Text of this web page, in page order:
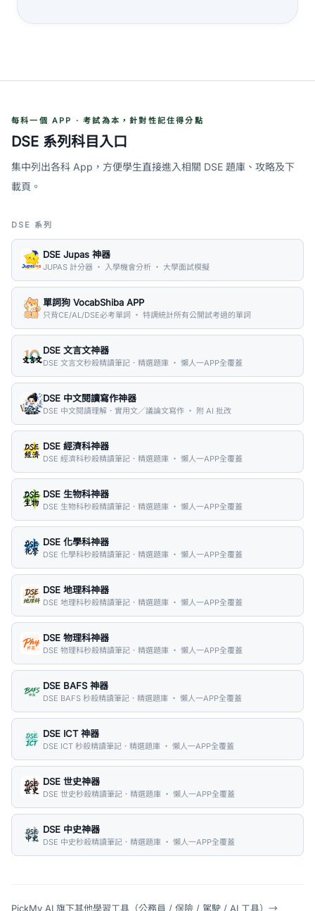
每科一個 APP · 考試為本，針對性記住得分點
DSE 系列科目入口
集中列出各科 App，方便學生直接進入相關 DSE 題庫、攻略及下
載頁。
DSE 系列
DSE Jupas 神器
JUPAS 計分器 ・ 入學機會分析 ・ 大學面試模擬
單詞狗 VocabShiba APP
只背CE/AL/DSE必考單詞 ・ 特調統計所有公開試考過的單詞
DSE 文言文神器
DSE 文言文秒殺精讀筆記．精選題庫 ・ 懶人一APP全覆蓋
DSE 中文閱讀寫作神器
DSE 中文閱讀理解．實用文／議論文寫作 ・ 附 AI 批改
DSE 經濟科神器
DSE 經濟科秒殺精讀筆記．精選題庫 ・ 懶人一APP全覆蓋
DSE 生物科神器
DSE 生物科秒殺精讀筆記．精選題庫 ・ 懶人一APP全覆蓋
DSE 化學科神器
DSE 化學科秒殺精讀筆記．精選題庫 ・ 懶人一APP全覆蓋
DSE 地理科神器
DSE 地理科秒殺精讀筆記．精選題庫 ・ 懶人一APP全覆蓋
DSE 物理科神器
DSE 物理科秒殺精讀筆記．精選題庫 ・ 懶人一APP全覆蓋
DSE BAFS 神器
DSE BAFS 秒殺精讀筆記．精選題庫 ・ 懶人一APP全覆蓋
DSE ICT 神器
DSE ICT 秒殺精讀筆記．精選題庫 ・ 懶人一APP全覆蓋
DSE 世史神器
DSE 世史秒殺精讀筆記．精選題庫 ・ 懶人一APP全覆蓋
DSE 中史神器
DSE 中史秒殺精讀筆記．精選題庫 ・ 懶人一APP全覆蓋
PickMy AI 旗下其他學習工具（公務員 / 保險 / 駕駛 / AI 工具） →